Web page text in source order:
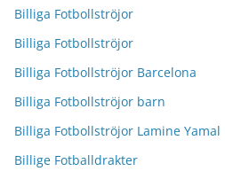
Billiga Fotbollströjor
Billiga Fotbollströjor
Billiga Fotbollströjor Barcelona
Billiga Fotbollströjor barn
Billiga Fotbollströjor Lamine Yamal
Billige Fotballdrakter